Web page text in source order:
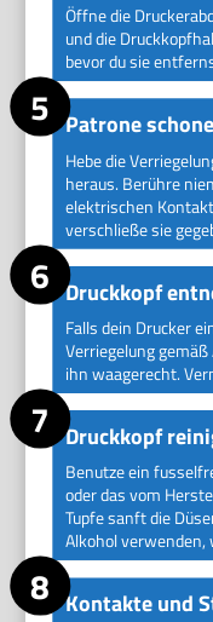
Öffne die
und die
bevor du sie
Patrone
Hebe die
heraus. Berühre
elektrischen
verschließe sie
Druckkopf
Falls dein Drucker
Verriegelung
ihn waagerecht.
Druckkopf
Benutze ein
oder das vom
Tupfe sanft die
Alkohol
Kontakte und